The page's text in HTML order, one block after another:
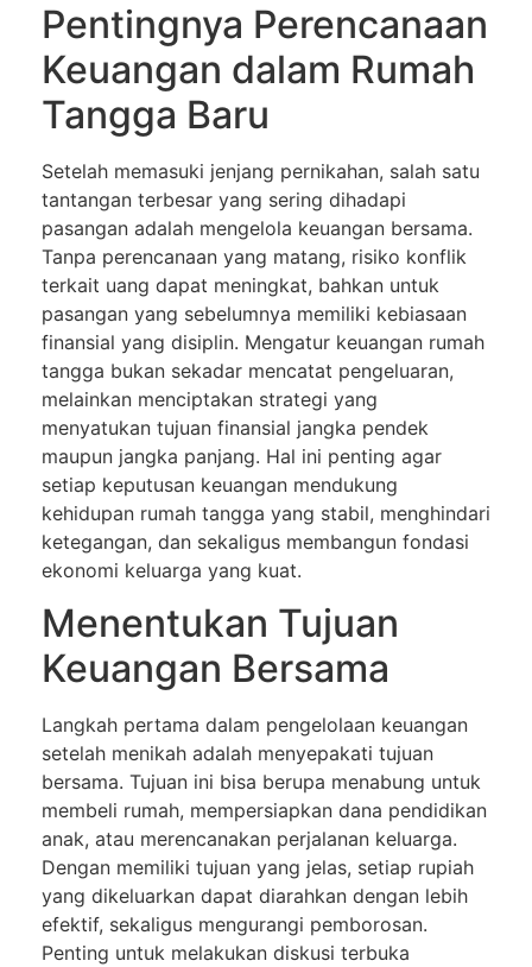
Pentingnya Perencanaan
Keuangan dalam Rumah
Tangga Baru
Setelah memasuki jenjang pernikahan, salah satu
tantangan terbesar yang sering dihadapi
pasangan adalah mengelola keuangan bersama.
Tanpa perencanaan yang matang, risiko konflik
terkait uang dapat meningkat, bahkan untuk
pasangan yang sebelumnya memiliki kebiasaan
finansial yang disiplin. Mengatur keuangan rumah
tangga bukan sekadar mencatat pengeluaran,
melainkan menciptakan strategi yang
menyatukan tujuan finansial jangka pendek
maupun jangka panjang. Hal ini penting agar
setiap keputusan keuangan mendukung
kehidupan rumah tangga yang stabil, menghindari
ketegangan, dan sekaligus membangun fondasi
ekonomi keluarga yang kuat.
Menentukan Tujuan
Keuangan Bersama
Langkah pertama dalam pengelolaan keuangan
setelah menikah adalah menyepakati tujuan
bersama. Tujuan ini bisa berupa menabung untuk
membeli rumah, mempersiapkan dana pendidikan
anak, atau merencanakan perjalanan keluarga.
Dengan memiliki tujuan yang jelas, setiap rupiah
yang dikeluarkan dapat diarahkan dengan lebih
efektif, sekaligus mengurangi pemborosan.
Penting untuk melakukan diskusi terbuka